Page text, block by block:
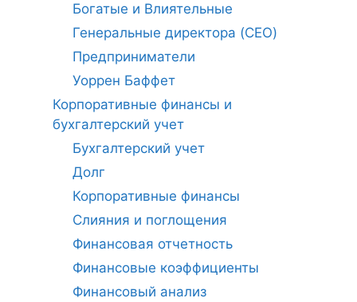
Богатые и Влиятельные
Генеральные директора (CEO)
Предприниматели
Уоррен Баффет
Корпоративные финансы и
бухгалтерский учет
Бухгалтерский учет
Долг
Корпоративные финансы
Слияния и поглощения
Финансовая отчетность
Финансовые коэффициенты
Финансовый анализ